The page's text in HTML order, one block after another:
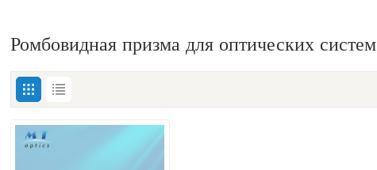
Ромбовидная призма для оптических систем